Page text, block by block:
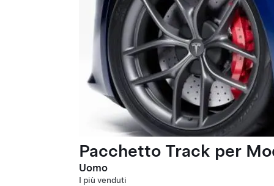
Pacchetto Track per
Uomo
I più venduti